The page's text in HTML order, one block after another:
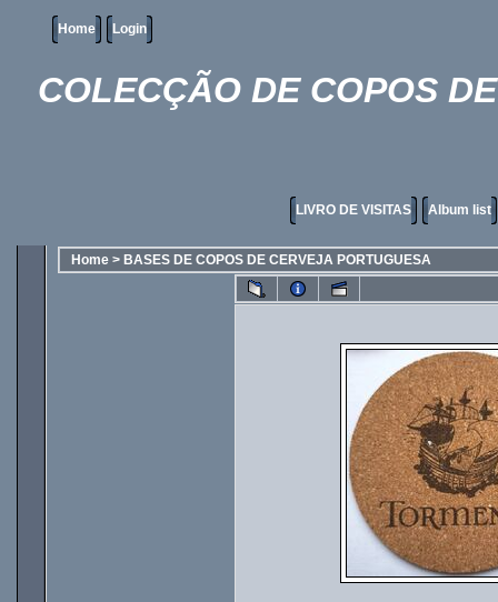
Home Login
COLECÇÃO DE COPOS
LIVRO DE VISITAS Album list
Home > BASES DE COPOS DE CERVEJA PORTUGUESA